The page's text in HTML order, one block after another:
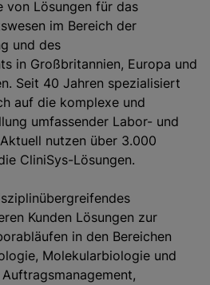
von Lösungen für das
im Bereich der
und des
in Großbritannien, Europa und
Seit 40 Jahren spezialisiert
auf die komplexe und
umfassender Labor- und
nutzen über 3.000
CliniSys-Lösungen.
Kunden Lösungen zur
in den Bereichen
Molekularbiologie und